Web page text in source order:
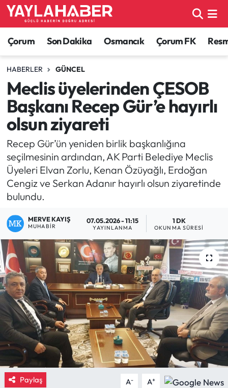
Çorum Son Dakika Osmancık Çorum FK
HABERLER GÜNCEL
Meclis üyelerinden ÇESOB
Başkanı Recep Gür’e hayırlı
olsun ziyareti
Recep Gür’ün yeniden birlik başkanlığına
seçilmesinin ardından, AK Parti Belediye Meclis
Üyeleri Elvan Zorlu, Kenan Özüyağlı, Erdoğan
Cengiz ve Serkan Adanır hayırlı olsun ziyaretinde
bulundu.
MERVE KAYIŞ
MUHABIR
07.05.2026 - 11:15
YAYINLANMA
1 DK
OKUNMA SÜRESI
Paylaş A- A+
Alaca Haberleri
Bayat Haberleri
Bilgi - Keşfet Haberleri
Bilim ve Teknoloji
Boğazkale Haberleri
Çorum Haberleri
Çorum Son Dakika Haberleri
Dodurga Haberleri
Eğitim
Ekonomi
Güncel
İskilip Haberleri
Kargı Haberleri
Kimdir?
Çorum Nöbetçi Eczaneler
Çorum Hava Durumu
Çorum Namaz Vakitleri
Çorum Trafik Yoğunluk Haritası
TFF 1.Lig Puan Durumu ve Fikstür
Tüm Manşetler
Son Dakika Haberleri
Haber Arşivi